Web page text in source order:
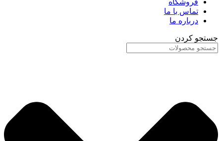
فروشگاه
تماس با ما
درباره ما
جستجو کردن